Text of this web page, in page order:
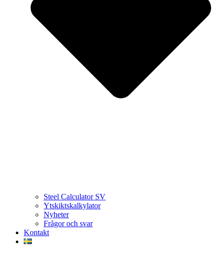
Steel Calculator SV
Ytskiktskalkylator
Nyheter
Frågor och svar
Kontakt